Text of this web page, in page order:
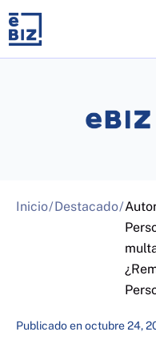
content
Inicio/Destacado/
Publicado enoctubre 24,